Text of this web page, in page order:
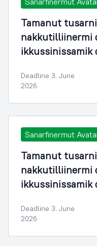
Tamanut
nakkutilliinermi
ikkussinissamik
Deadline 3. June
2026
Sanarfinermut
Tamanut
nakkutilliinermi
ikkussinissamik
Deadline 3. June
2026